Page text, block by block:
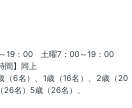
～19：00 土曜7：00～19：00
間】同上
（6名）、1歳（16名）、2歳（20
名）5歳（26名）、